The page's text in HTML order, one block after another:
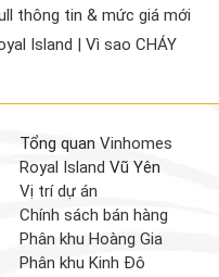
thông tin & mức giá mới
Island | Vì sao CHÁY
Tổng quan Vinhomes
Royal Island Vũ Yên
Vị trí dự án
Chính sách bán hàng
Phân khu Hoàng Gia
Phân khu Kinh Đô